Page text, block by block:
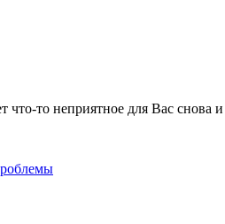
что-то неприятное для Вас